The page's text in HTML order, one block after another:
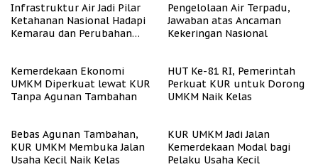
Infrastruktur Air Jadi Pilar
Ketahanan Nasional Hadapi
Kemarau dan Perubahan
Pengelolaan Air Terpadu,
Jawaban atas Ancaman
Kekeringan Nasional
Kemerdekaan Ekonomi
UMKM Diperkuat lewat KUR
Tanpa Agunan Tambahan
HUT Ke-81 RI, Pemerintah
Perkuat KUR untuk Dorong
UMKM Naik Kelas
Bebas Agunan Tambahan,
KUR UMKM Membuka Jalan
Usaha Kecil Naik Kelas
KUR UMKM Jadi Jalan
Kemerdekaan Modal bagi
Pelaku Usaha Kecil